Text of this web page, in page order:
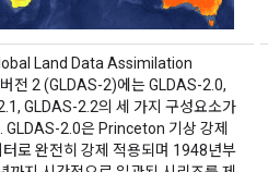
Land Data Assimilation
전 2 (GLDAS-2)에는 GLDAS-2.0,
GLDAS-2.2의 세 가지 구성요소가
GLDAS-2.0은 Princeton 기상 강제
터로 완전히 강제 적용되며 1948년부